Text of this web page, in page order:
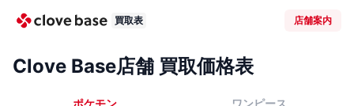
買取表 店舗案内
Clove Base店舗 買取価格表
ポケモン ワンピース